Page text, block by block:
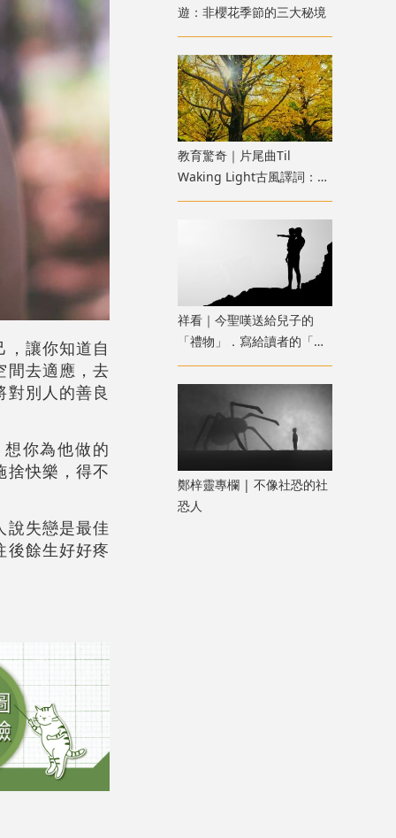
讓你知道自
間去適應，去
別人的善良
你為他做的
捨快樂，得不
說失戀是最佳
後餘生好好疼
遊：非櫻花季節的三大秘境
教育驚奇｜片尾曲Til
Waking Light古風譯詞：
《寂靜的朋友》雜談七
祥看｜今聖嘆送給兒子的
「禮物」．寫給讀者的「故
事」
鄭梓靈專欄 | 不像社恐的社
恐人